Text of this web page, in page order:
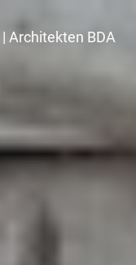
| Architekten BDA